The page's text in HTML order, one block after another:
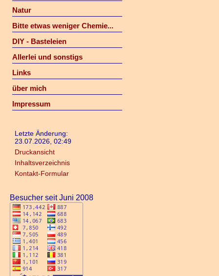
Natur
Bitte etwas weniger Chemie...
DIY - Basteleien
Allerlei und sonstigs
Links
über mich
Impressum
Letzte Änderung:
23.07.2026, 02:49
Druckansicht
Inhaltsverzeichnis
Kontakt-Formular
Besucher seit Juni 2008